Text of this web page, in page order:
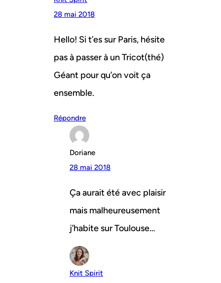
28 mai 2018
Hello! Si t’es sur Paris, hésite
pas à passer à un Tricot(thé)
Géant pour qu’on voit ça
ensemble.
Répondre
Doriane
28 mai 2018
Ça aurait été avec plaisir
mais malheureusement
j’habite sur Toulouse…
Knit Spirit